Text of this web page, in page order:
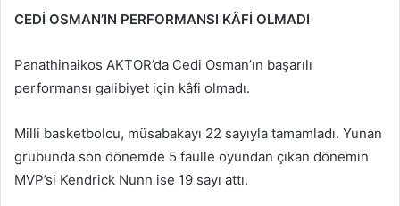
CEDİ OSMAN’IN PERFORMANSI KÂFİ OLMADI
Panathinaikos AKTOR’da Cedi Osman’ın başarılı
performansı galibiyet için kâfi olmadı.
Milli basketbolcu, müsabakayı 22 sayıyla tamamladı. Yunan
grubunda son dönemde 5 faulle oyundan çıkan dönemin
MVP’si Kendrick Nunn ise 19 sayı attı.